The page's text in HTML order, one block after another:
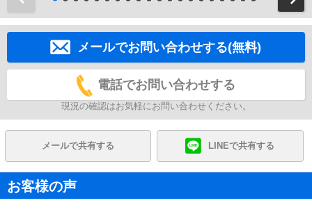
メールでお問い合わせする(無料)
電話でお問い合わせする
現況の確認はお気軽にお問い合わせください。
メールで共有する LINEで共有する
お客様の声